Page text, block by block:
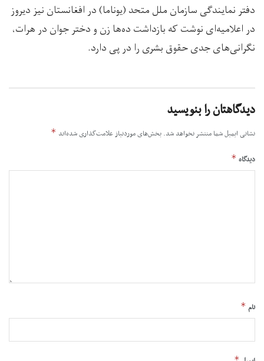
دفتر نمایندگی سازمان ملل متحد (یوناما) در افغانستان نیز دیروز
در اعلامیه‌ای نوشت که بازداشت‌ ده‌ها زن و دختر جوان در هرات،
نگرانی‌های جدی حقوق بشری را در پی دارد.
دیدگاهتان را بنویسید
نشانی ایمیل شما منتشر نخواهد شد. بخش‌های موردنیاز علامت‌گذاری شده‌اند *
دیدگاه *
نام *